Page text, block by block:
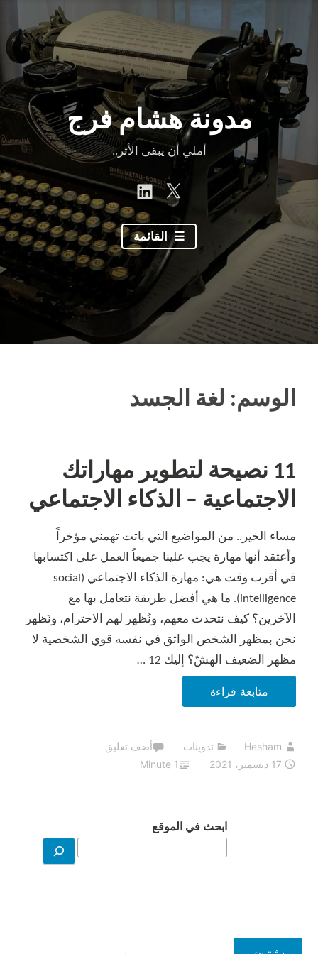
المحتوى
مدونة هشام فرج
أملي أن يبقى الأثر..
Twitter
linkedin
الوسم: لغة الجسد
11 نصيحة لتطوير مهاراتك
الاجتماعية – الذكاء الاجتماعي
مساء الخير.. من المواضيع التي باتت تهمني مؤخراً
وأعتقد أنها مهارة يجب علينا جميعاً العمل على اكتسابها
في أقرب وقت هي: مهارة الذكاء الاجتماعي (social
intelligence). ما هي أفضل طريقة نتعامل بها مع
الآخرين؟ كيف نتحدث معهم، ونُظهر لهم الاحترام، ونَظهر
نحن بمظهر الشخص الواثق في نفسه قوي الشخصية لا
مظهر الضعيف الهشّ؟ إليك 12 …
متابعة قراءة
نصيحة
مهاراتك
الاجتماعية
الاجتماعي
Hesham تدوينات
أضف تعليق
17 ديسمبر، 2021
1 Minute
ابحث في الموقع